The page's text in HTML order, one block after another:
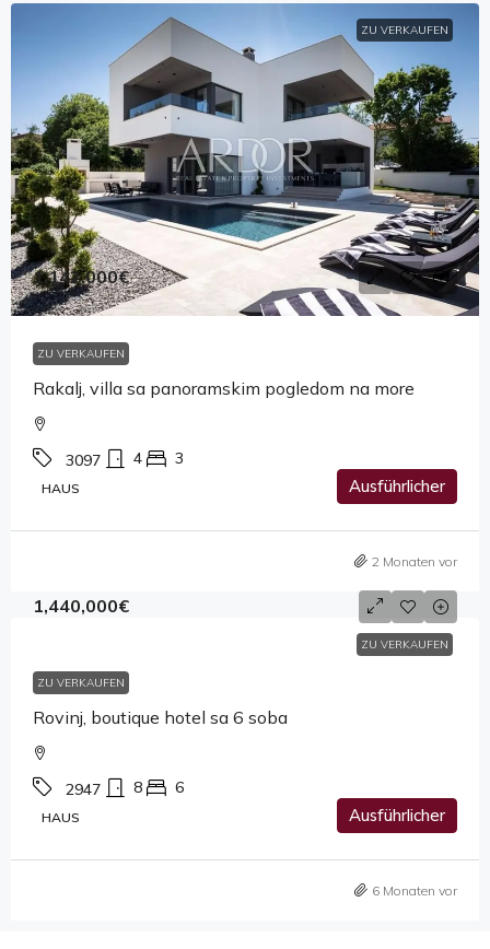
ZU VERKAUFEN
1,142,000€
ZU VERKAUFEN
Rakalj, villa sa panoramskim pogledom na more
3097 4 3
HAUS Ausführlicher
2 Monaten vor
ZU VERKAUFEN
1,440,000€
ZU VERKAUFEN
Rovinj, boutique hotel sa 6 soba
2947 8 6
HAUS Ausführlicher
6 Monaten vor